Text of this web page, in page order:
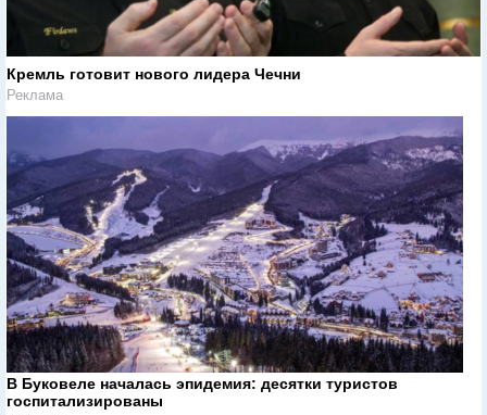
Кремль готовит нового лидера Чечни
Реклама
В Буковеле началась эпидемия: десятки туристов
госпитализированы